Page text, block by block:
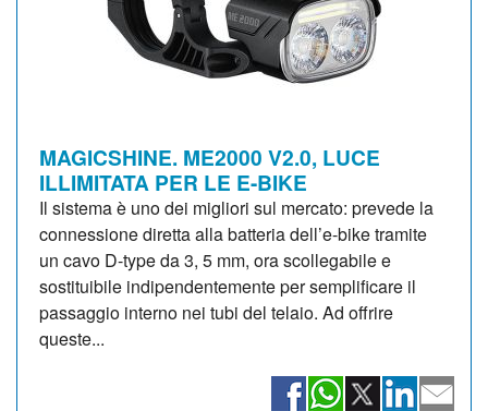
MAGICSHINE. ME2000 V2.0, LUCE
ILLIMITATA PER LE E-BIKE
Il sistema è uno dei migliori sul mercato: prevede la
connessione diretta alla batteria dell’e-bike tramite
un cavo D-type da 3, 5 mm, ora scollegabile e
sostituibile indipendentemente per semplificare il
passaggio interno nei tubi del telaio. Ad offrire
queste...